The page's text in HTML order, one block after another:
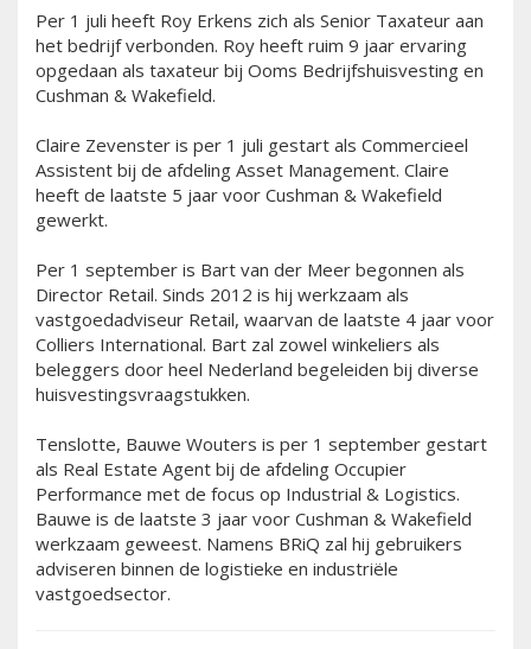
Per 1 juli heeft Roy Erkens zich als Senior Taxateur aan
het bedrijf verbonden. Roy heeft ruim 9 jaar ervaring
opgedaan als taxateur bij Ooms Bedrijfshuisvesting en
Cushman & Wakefield.
Claire Zevenster is per 1 juli gestart als Commercieel
Assistent bij de afdeling Asset Management. Claire
heeft de laatste 5 jaar voor Cushman & Wakefield
gewerkt.
Per 1 september is Bart van der Meer begonnen als
Director Retail. Sinds 2012 is hij werkzaam als
vastgoedadviseur Retail, waarvan de laatste 4 jaar voor
Colliers International. Bart zal zowel winkeliers als
beleggers door heel Nederland begeleiden bij diverse
huisvestingsvraagstukken.
Tenslotte, Bauwe Wouters is per 1 september gestart
als Real Estate Agent bij de afdeling Occupier
Performance met de focus op Industrial & Logistics.
Bauwe is de laatste 3 jaar voor Cushman & Wakefield
werkzaam geweest. Namens BRiQ zal hij gebruikers
adviseren binnen de logistieke en industriële
vastgoedsector.